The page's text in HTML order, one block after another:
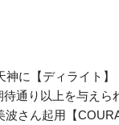
に【ディライト】
通り以上を与えら
さん起用【